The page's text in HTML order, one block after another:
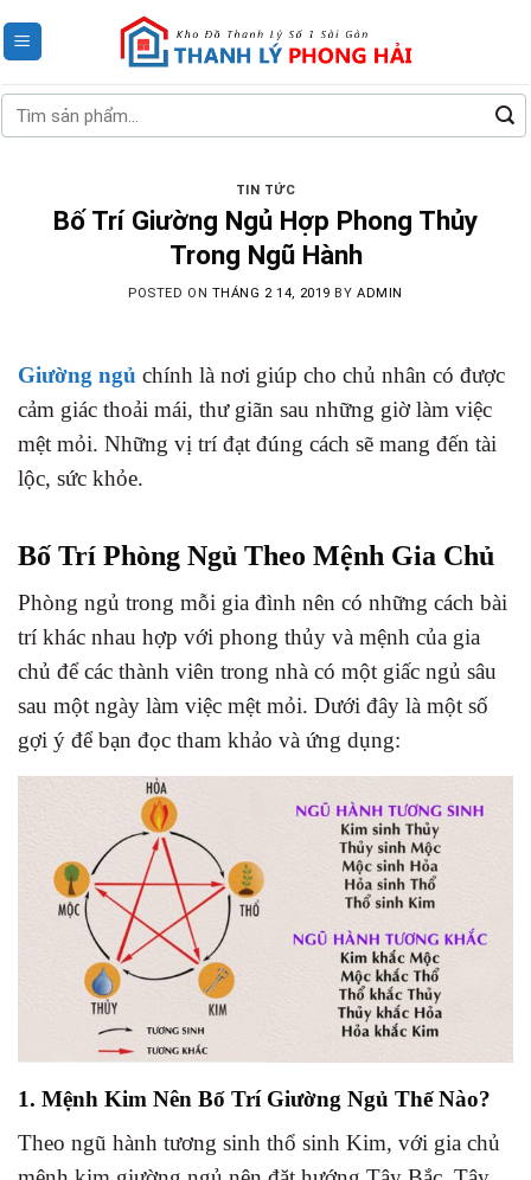
to
Tìm
kiếm:
TIN TỨC
Bố Trí Giường Ngủ Hợp Phong Thủy
Trong Ngũ Hành
POSTED ON THÁNG 2 14, 2019 BY ADMIN
Giường ngủ chính là nơi giúp cho chủ nhân có được
cảm giác thoải mái, thư giãn sau những giờ làm việc
mệt mỏi. Những vị trí đạt đúng cách sẽ mang đến tài
lộc, sức khỏe.
Bố Trí Phòng Ngủ Theo Mệnh Gia Chủ
Phòng ngủ trong mỗi gia đình nên có những cách bài
trí khác nhau hợp với phong thủy và mệnh của gia
chủ để các thành viên trong nhà có một giấc ngủ sâu
sau một ngày làm việc mệt mỏi. Dưới đây là một số
gợi ý để bạn đọc tham khảo và ứng dụng:
1. Mệnh Kim Nên Bố Trí Giường Ngủ Thế Nào?
Theo ngũ hành tương sinh thổ sinh Kim, với gia chủ